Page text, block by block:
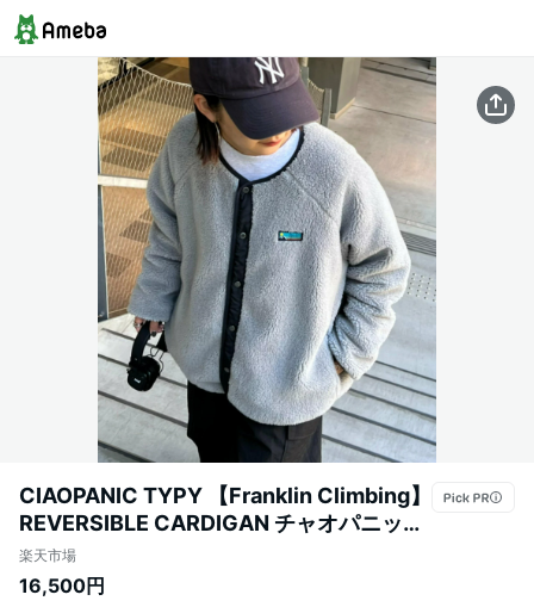
CIAOPANIC TYPY 【Franklin Climbing】
REVERSIBLE CARDIGAN チャオパニック
ティピー ジャケット・アウター ブルゾ
ン・ジャンパー ホワイト パープル グレー
楽天市場
16,500円